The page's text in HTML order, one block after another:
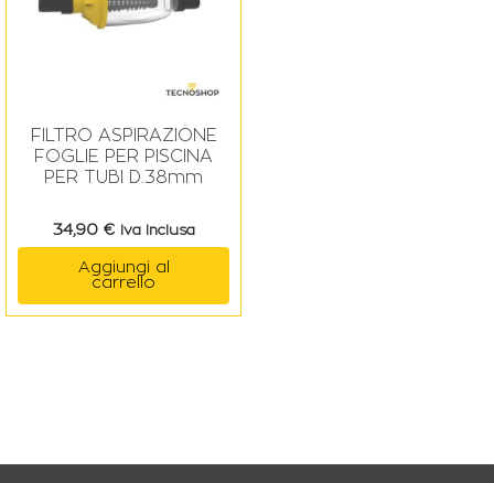
FILTRO ASPIRAZIONE
FOGLIE PER PISCINA
PER TUBI D.38mm
34,90 € Iva Inclusa
Aggiungi al
carrello